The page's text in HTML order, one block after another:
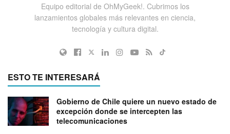
Equipo editorial de OhMyGeek!. Cubrimos los
lanzamientos globales más relevantes en ciencia,
tecnología y cultura digital.
ESTO TE INTERESARÁ
Gobierno de Chile quiere un nuevo estado de
excepción donde se intercepten las
telecomunicaciones